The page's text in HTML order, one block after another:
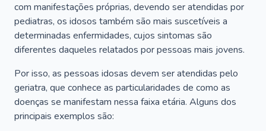
com manifestações próprias, devendo ser atendidas por
pediatras, os idosos também são mais suscetíveis a
determinadas enfermidades, cujos sintomas são
diferentes daqueles relatados por pessoas mais jovens.
Por isso, as pessoas idosas devem ser atendidas pelo
geriatra, que conhece as particularidades de como as
doenças se manifestam nessa faixa etária. Alguns dos
principais exemplos são: